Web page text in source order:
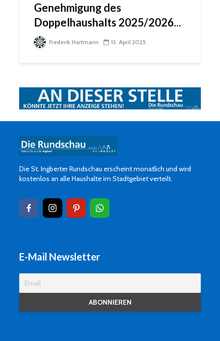
Genehmigung des
Doppelhaushalts 2025/2026...
Frederik Hartmann 13. April 2025
Die St. Ingberter Rundschau erscheint monatlich und wird
kostenlos an alle Haushalte im Stadtgebiet verteilt.
E-Mail Newsletter